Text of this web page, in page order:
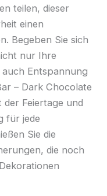
teilen, dieser
einen
Begeben Sie sich
nur Ihre
Entspannung
– Dark Chocolate
Feiertage und
für jede
Sie die
die noch